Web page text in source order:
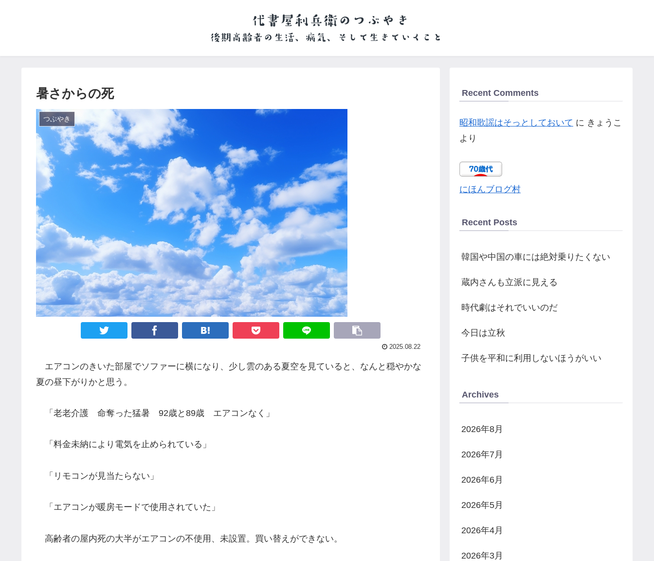
暑さからの死
つぶやき
2025.08.22
エアコンのきいた部屋でソファーに横になり、少し雲のある夏空を見ていると、なんと穏やかな
夏の昼下がりかと思う。
「老老介護 命奪った猛暑 92歳と89歳 エアコンなく」
「料金未納により電気を止められている」
「リモコンが見当たらない」
「エアコンが暖房モードで使用されていた」
高齢者の屋内死の大半がエアコンの不使用、未設置。買い替えができない。
Recent Comments
昭和歌謡はそっとしておいて に きょうこ
より
にほんブログ村
Recent Posts
韓国や中国の車には絶対乗りたくない
蔵内さんも立派に見える
時代劇はそれでいいのだ
今日は立秋
子供を平和に利用しないほうがいい
Archives
2026年8月
2026年7月
2026年6月
2026年5月
2026年4月
2026年3月